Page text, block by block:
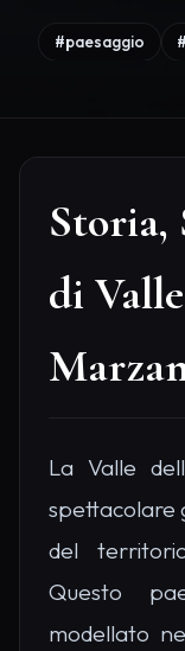
#paesaggio
Storia,
di
La Valle
spettacolare
del
Questo
modellato